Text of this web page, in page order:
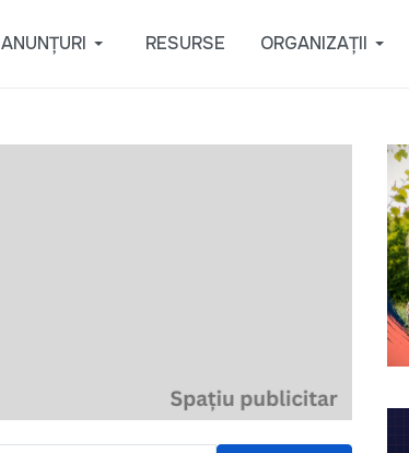
ANUNȚURI RESURSE ORGANIZAȚII